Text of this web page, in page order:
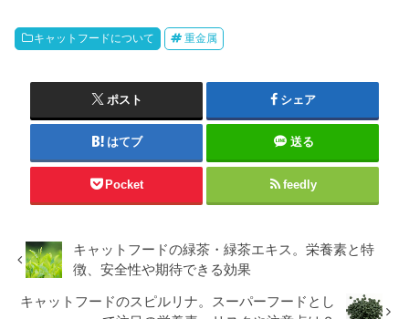
キャットフードについて 重金属
ポスト シェア
はてブ 送る
Pocket feedly
キャットフードの緑茶・緑茶エキス。栄養素と特
徴、安全性や期待できる効果
キャットフードのスピルリナ。スーパーフードとし